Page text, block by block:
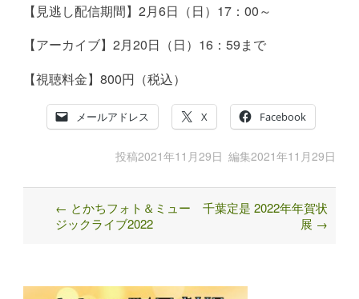
【見逃し配信期間】2月6日（日）17：00～
【アーカイブ】2月20日（日）16：59まで
【視聴料金】800円（税込）
メールアドレス X Facebook
投稿2021年11月29日 編集2021年11月29日
Post
navigation
← とかちフォト＆ミュー
ジックライブ2022
千葉定是 2022年年賀状
展 →